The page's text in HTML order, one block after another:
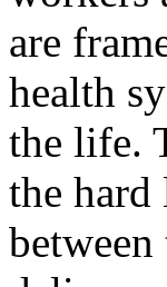
are
health
the life.
the hard